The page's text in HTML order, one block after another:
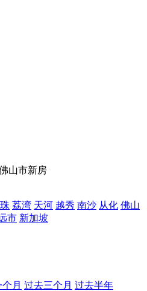
山市新房
荔湾 天河 越秀 南沙 从化 佛山
市 新加坡
月 过去三个月 过去半年